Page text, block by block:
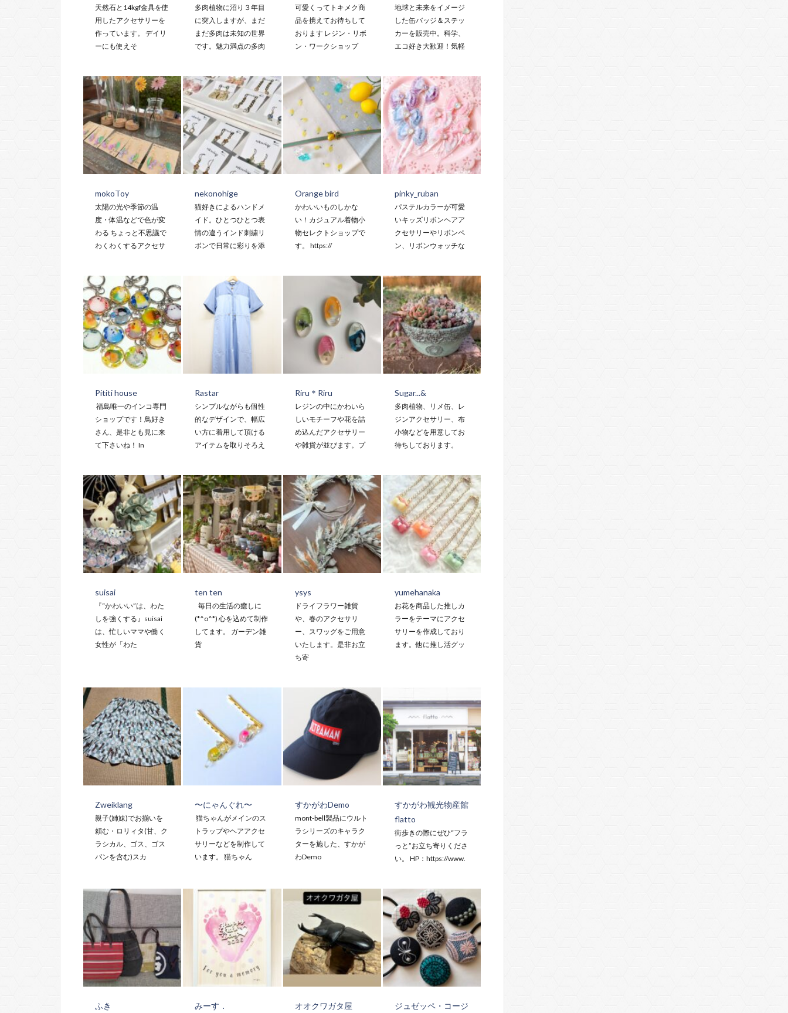
天然石と14kgf金具を使
用したアクセサリーを
作っています。 デイリ
ーにも使えそ
多肉植物に沼り３年目
に突入しますが、まだ
まだ多肉は未知の世界
です。魅力満点の多肉
可愛くってトキメク商
品を携えてお待ちして
おります レジン・リボ
ン・ワークショップ
地球と未来をイメージ
した缶バッジ＆ステッ
カーを販売中。科学、
エコ好き大歓迎！気軽
mokoToy
太陽の光や季節の温
度・体温などで色が変
わる ちょっと不思議で
わくわくするアクセサ
nekonohige
猫好きによるハンドメ
イド。ひとつひとつ表
情の違うインド刺繍リ
ボンで日常に彩りを添
Orange bird
かわいいものしかな
い！カジュアル着物小
物セレクトショップで
す。 https://
pinky_ruban
パステルカラーが可愛
いキッズリボンヘアア
クセサリーやリボンペ
ン、リボンウォッチな
Pititi house
福島唯一のインコ専門
ショップです！鳥好き
さん、是非とも見に来
て下さいね！ In
Rastar
シンプルながらも個性
的なデザインで、幅広
い方に着用して頂ける
アイテムを取りそろえ
Riru＊Riru
レジンの中にかわいら
しいモチーフや花を詰
め込んだアクセサリー
や雑貨が並びます。プ
Sugar...&
多肉植物、リメ缶、レ
ジンアクセサリー、布
小物などを用意してお
待ちしております。
suisai
『“かわいい”は、わた
しを強くする』suisai
は、忙しいママや働く
女性が「わた
ten ten
毎日の生活の癒しに
(*^o^*) 心を込めて制作
してます。 ガーデン雑
貨
ysys
ドライフラワー雑貨
や、春のアクセサリ
ー、スワッグをご用意
いたします。是非お立
ち寄
yumehanaka
お花を商品した推しカ
ラーをテーマにアクセ
サリーを作成しており
ます。他に推し活グッ
Zweiklang
親子(姉妹)でお揃いを
頼む・ロリィタ(甘、ク
ラシカル、ゴス、ゴス
パンを含む)スカ
〜にゃんぐれ〜
猫ちゃんがメインのス
トラップやヘアアクセ
サリーなどを制作して
います。 猫ちゃん
すかがわDemo
mont-bell製品にウルト
ラシリーズのキャラク
ターを施した、すかが
わDemo
すかがわ観光物産館
flatto
街歩きの際にぜひ“フラ
っと”お立ち寄りくださ
い。 HP：https://www.
ふき みーす． オオクワガタ屋 ジュゼッペ・コージ